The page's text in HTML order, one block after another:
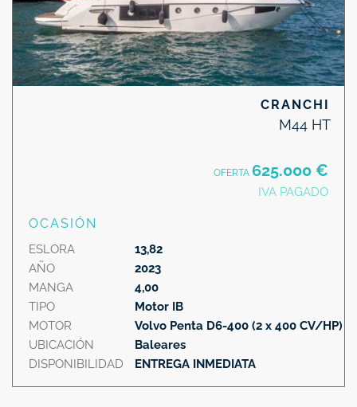
CRANCHI
M44 HT
OFERTA 625.000 €
IVA PAGADO
OCASIÓN
ESLORA
AÑO
MANGA
TIPO
MOTOR
UBICACIÓN
DISPONIBILIDAD
13,82
2023
4,00
Motor IB
Volvo Penta D6-400 (2 x 400 CV/HP)
Baleares
ENTREGA INMEDIATA